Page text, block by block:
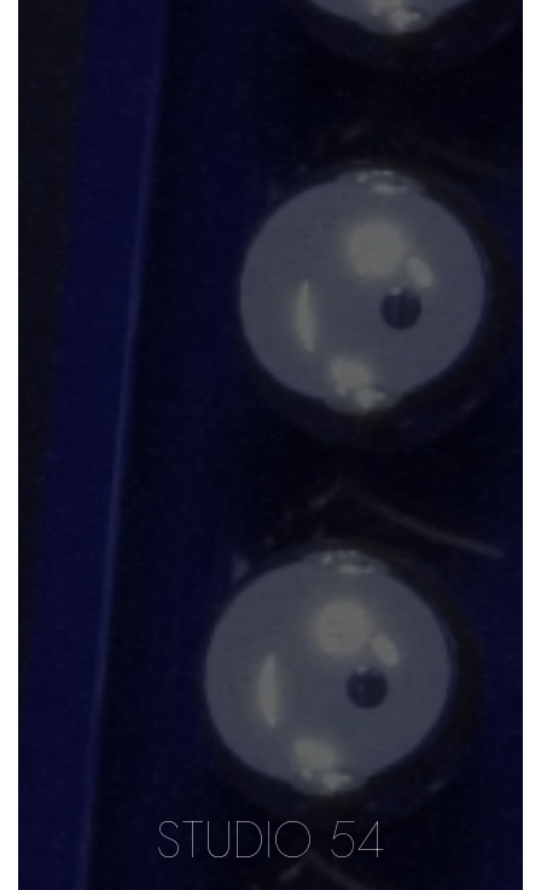
STUDIO 54